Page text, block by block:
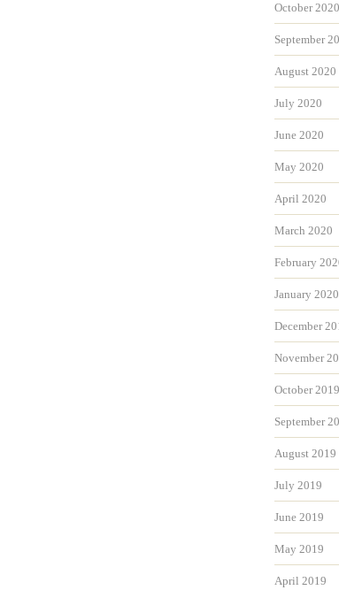
October 2020
September
August 2020
July 2020
June 2020
May 2020
April 2020
March 2020
February
January 2020
December
November
October 2019
September
August 2019
July 2019
June 2019
May 2019
April 2019